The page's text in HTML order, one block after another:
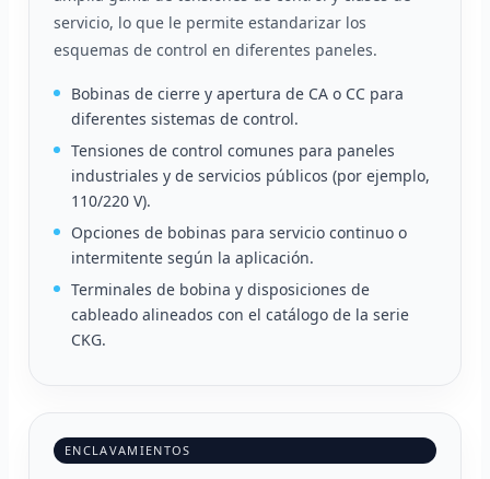
servicio, lo que le permite estandarizar los
esquemas de control en diferentes paneles.
Bobinas de cierre y apertura de CA o CC para
diferentes sistemas de control.
Tensiones de control comunes para paneles
industriales y de servicios públicos (por ejemplo,
110/220 V).
Opciones de bobinas para servicio continuo o
intermitente según la aplicación.
Terminales de bobina y disposiciones de
cableado alineados con el catálogo de la serie
CKG.
ENCLAVAMIENTOS